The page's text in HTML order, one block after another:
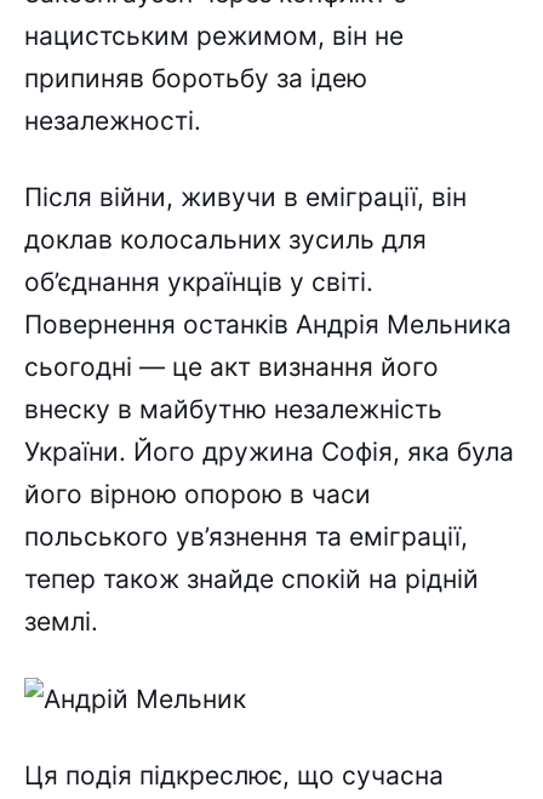
нацистським режимом, він не
припиняв боротьбу за ідею
незалежності.
Після війни, живучи в еміграції, він
доклав колосальних зусиль для
об’єднання українців у світі.
Повернення останків Андрія Мельника
сьогодні — це акт визнання його
внеску в майбутню незалежність
України. Його дружина Софія, яка була
його вірною опорою в часи
польського ув’язнення та еміграції,
тепер також знайде спокій на рідній
землі.
Ця подія підкреслює, що сучасна